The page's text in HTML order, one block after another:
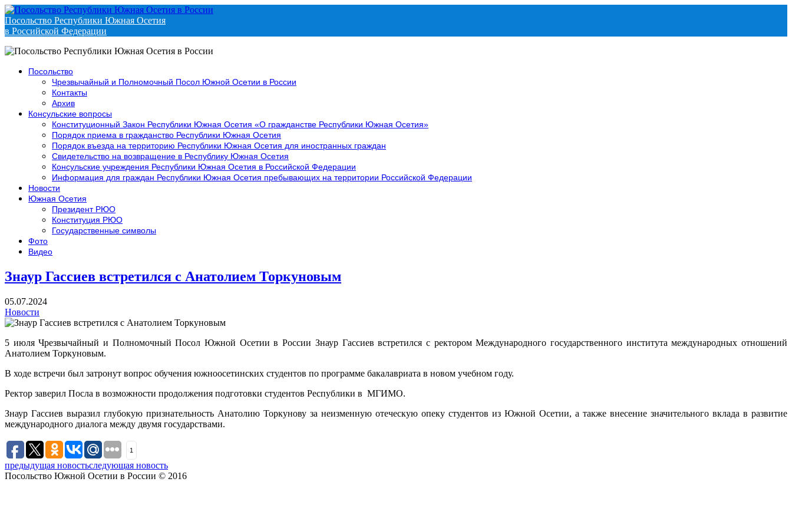
Посольство Республики Южная Осетия
в Российской Федерации
Посольство
Чрезвычайный и Полномочный Посол Южной Осетии в России
Контакты
Архив
Консульские вопросы
Конституционный Закон Республики Южная Осетия «О гражданстве Республики Южная Осетия»
Порядок приема в гражданство Республики Южная Осетия
Порядок въезда на территорию Республики Южная Осетия для иностранных граждан
Свидетельство на возвращение в Республику Южная Осетия
Консульские учреждения Республики Южная Осетия в Российской Федерации
Информация для граждан Республики Южная Осетия пребывающих на территории Российской Федерации
Новости
Южная Осетия
Президент РЮО
Конституция РЮО
Государственные символы
Фото
Видео
Знаур Гассиев встретился с Анатолием Торкуновым
05.07.2024
Новости
5 июля Чрезвычайный и Полномочный Посол Южной Осетии в России Знаур Гассиев встретился с ректором Международного государственного института международных отношений
Анатолием Торкуновым.
В ходе встречи был затронут вопрос обучения южноосетинских студентов по программе бакалавриата в новом учебном году.
Ректор заверил Посла в возможности продолжения подготовки студентов Республики в МГИМО.
Знаур Гассиев выразил глубокую признательность Анатолию Торкунову за неизменную отеческую опеку студентов из Южной Осетии, а также внесение значительного вклада в развитие
международного диалога между двумя государствами.
1
предыдущая новостьследующая новость
Посольство Южной Осетии в России © 2016